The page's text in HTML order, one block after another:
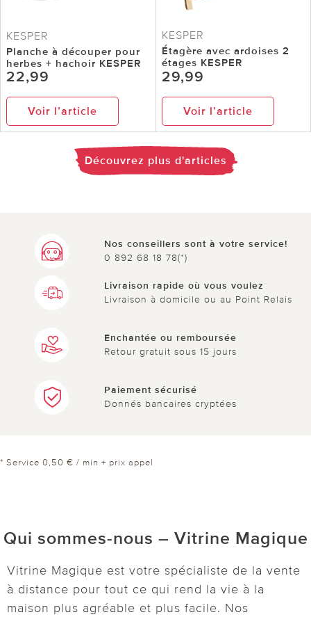
KESPER
Planche à découper pour
herbes + hachoir KESPER
22,99
Voir l’article
KESPER
Étagère avec ardoises 2
étages KESPER
29,99
Voir l’article
Découvrez plus d'articles
Nos conseillers sont à votre service!
0 892 68 18 78(*)
Livraison rapide où vous voulez
Livraison à domicile ou au Point Relais
Enchantée ou remboursée
Retour gratuit sous 15 jours
Paiement sécurisé
Donnés bancaires cryptées
* Service 0,50 € / min + prix appel
Qui sommes-nous – Vitrine Magique
Vitrine Magique est votre spécialiste de la vente
à distance pour tout ce qui rend la vie à la
maison plus agréable et plus facile. Nos